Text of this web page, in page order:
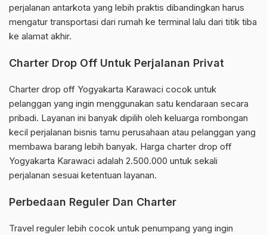
perjalanan antarkota yang lebih praktis dibandingkan harus
mengatur transportasi dari rumah ke terminal lalu dari titik tiba
ke alamat akhir.
Charter Drop Off Untuk Perjalanan Privat
Charter drop off Yogyakarta Karawaci cocok untuk
pelanggan yang ingin menggunakan satu kendaraan secara
pribadi. Layanan ini banyak dipilih oleh keluarga rombongan
kecil perjalanan bisnis tamu perusahaan atau pelanggan yang
membawa barang lebih banyak. Harga charter drop off
Yogyakarta Karawaci adalah 2.500.000 untuk sekali
perjalanan sesuai ketentuan layanan.
Perbedaan Reguler Dan Charter
Travel reguler lebih cocok untuk penumpang yang ingin